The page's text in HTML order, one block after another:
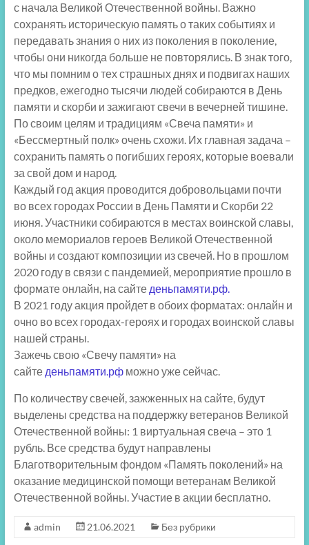
с начала Великой Отечественной войны. Важно
сохранять историческую память о таких событиях и
передавать знания о них из поколения в поколение,
чтобы они никогда больше не повторялись. В знак того,
что мы помним о тех страшных днях и подвигах наших
предков, ежегодно тысячи людей собираются в День
памяти и скорби и зажигают свечи в вечерней тишине.
По своим целям и традициям «Свеча памяти» и
«Бессмертный полк» очень схожи. Их главная задача –
сохранить память о погибших героях, которые воевали
за свой дом и народ.
Каждый год акция проводится добровольцами почти
во всех городах России в День Памяти и Скорби 22
июня. Участники собираются в местах воинской славы,
около мемориалов героев Великой Отечественной
войны и создают композиции из свечей. Но в прошлом
2020 году в связи с пандемией, мероприятие прошло в
формате онлайн, на сайте деньпамяти.рф.
В 2021 году акция пройдет в обоих форматах: онлайн и
очно во всех городах-героях и городах воинской славы
нашей страны.
Зажечь свою «Свечу памяти» на
сайте деньпамяти.рфможно уже сейчас.
По количеству свечей, зажженных на сайте, будут
выделены средства на поддержку ветеранов Великой
Отечественной войны: 1 виртуальная свеча – это 1
рубль. Все средства будут направлены
Благотворительным фондом «Память поколений» на
оказание медицинской помощи ветеранам Великой
Отечественной войны. Участие в акции бесплатно.
admin 21.06.2021 Без рубрики